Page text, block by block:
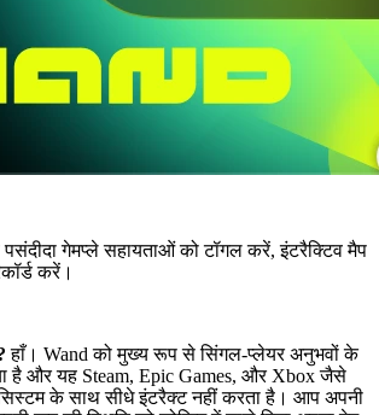
पसंदीदा गेमप्ले सहायताओं को टॉगल करें, इंटरैक्टिव मैप
करें।
हाँ। Wand को मुख्य रूप से सिंगल-प्लेयर अनुभवों के
है और यह Steam, Epic Games, और Xbox जैसे
सिस्टम के साथ सीधे इंटरैक्ट नहीं करता है। आप अपनी